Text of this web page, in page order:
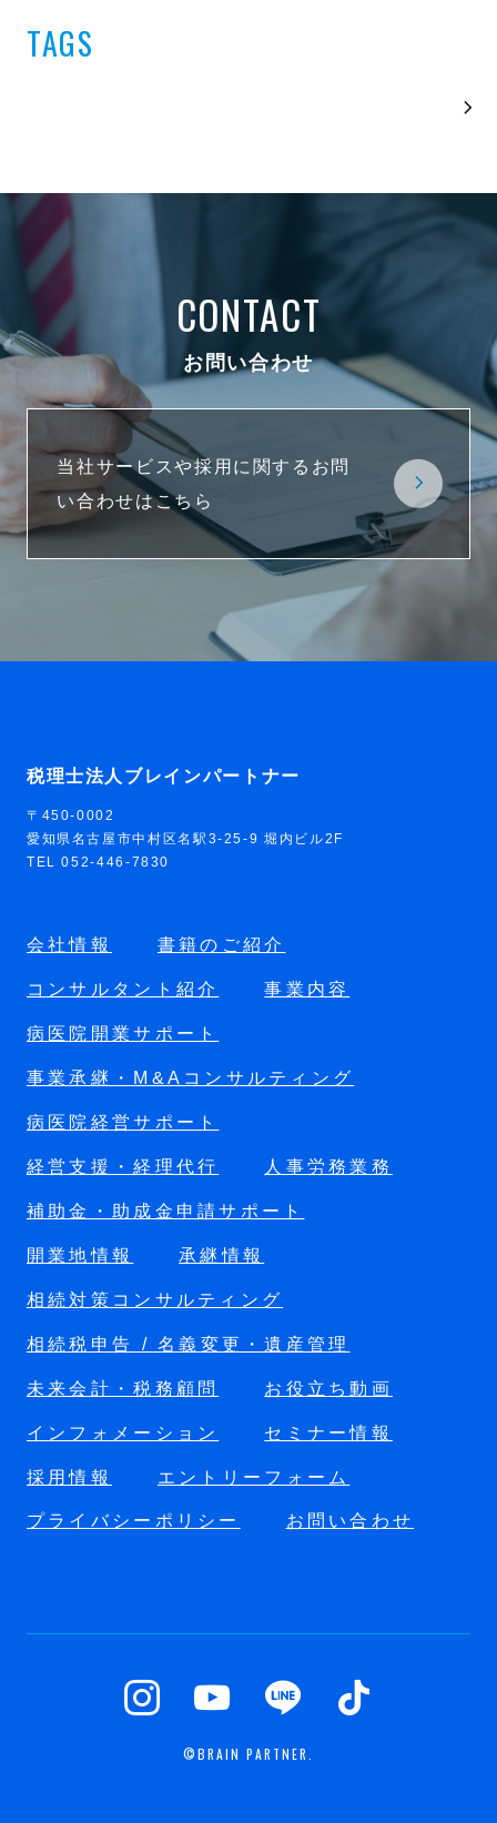
TAGS
CONTACT
お問い合わせ
当社サービスや採用に関するお問
い合わせはこちら
税理士法人ブレインパートナー
〒450-0002
愛知県名古屋市中村区名駅3-25-9 堀内ビル2F
TEL 052-446-7830
会社情報 書籍のご紹介
コンサルタント紹介 事業内容
病医院開業サポート
事業承継・M&Aコンサルティング
病医院経営サポート
経営支援・経理代行 人事労務業務
補助金・助成金申請サポート
開業地情報 承継情報
相続対策コンサルティング
相続税申告 / 名義変更・遺産管理
未来会計・税務顧問 お役立ち動画
インフォメーション セミナー情報
採用情報 エントリーフォーム
プライバシーポリシー お問い合わせ
©BRAIN PARTNER.